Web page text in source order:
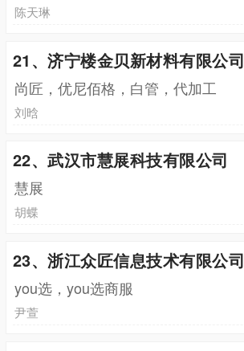
陈天琳
21、济宁楼金贝新材料有限公司
尚匠，优尼佰格，白管，代加工
刘晗
22、武汉市慧展科技有限公司
慧展
胡蝶
23、浙江众匠信息技术有限公司
you选，you选商服
尹萱